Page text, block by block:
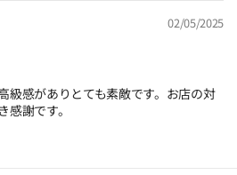
02/05/2025
級感がありとても素敵です。お店の対
謝です。